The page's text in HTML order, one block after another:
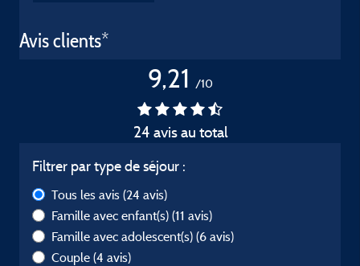
Avis clients*
9,21 /10
24 avis au total
Filtrer par type de séjour :
Tous les avis (24 avis)
Famille avec enfant(s) (11 avis)
Famille avec adolescent(s) (6 avis)
Couple (4 avis)